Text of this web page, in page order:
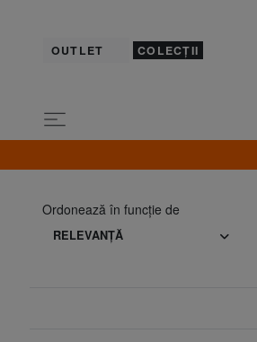
OUTLET COLECȚII
Ordonează în funcţie de
RELEVANŢĂ